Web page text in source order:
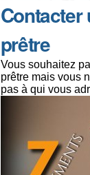
Contacter
prêtre
Vous souhaitez
prêtre mais vous
pas à qui vous